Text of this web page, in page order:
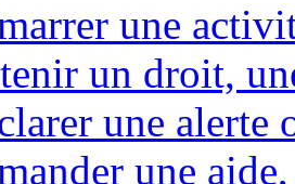
une
un droit,
une alerte
une